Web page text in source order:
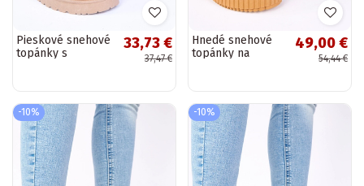
Pieskové snehové
topánky s
33,73 €
37,47 €
Hnedé snehové
topánky na
49,00 €
54,44 €
-10% -10%